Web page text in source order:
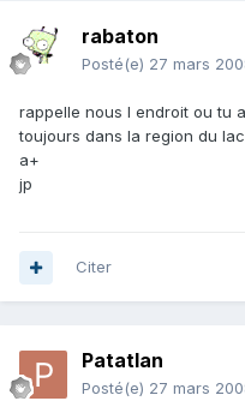
rabaton
Posté(e) 27 mars
rappelle nous l endroit ou tu
toujours dans la region du
a+
jp
Citer
Patatlan
Posté(e) 27 mars